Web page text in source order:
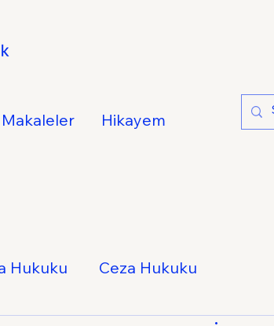
Hikayem
Hukuku Ceza Hukuku